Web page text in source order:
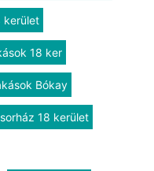
kerület
18 ker
Bókay
18 kerület